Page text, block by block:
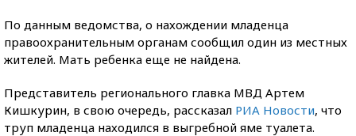
По данным ведомства, о нахождении младенца
правоохранительным органам сообщил один из местных
жителей. Мать ребенка еще не найдена.
Представитель регионального главка МВД Артем
Кишкурин, в свою очередь, рассказал РИА Новости, что
труп младенца находился в выгребной яме туалета.